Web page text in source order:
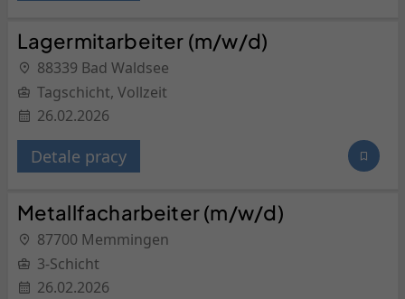
Lagermitarbeiter (m/w/d)
88339 Bad Waldsee
Tagschicht, Vollzeit
26.02.2026
Detale pracy
Metallfacharbeiter (m/w/d)
87700 Memmingen
3-Schicht
26.02.2026